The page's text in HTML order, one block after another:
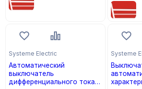
Systeme Electric
Автоматический
выключатель
дифференциального тока
Systeme